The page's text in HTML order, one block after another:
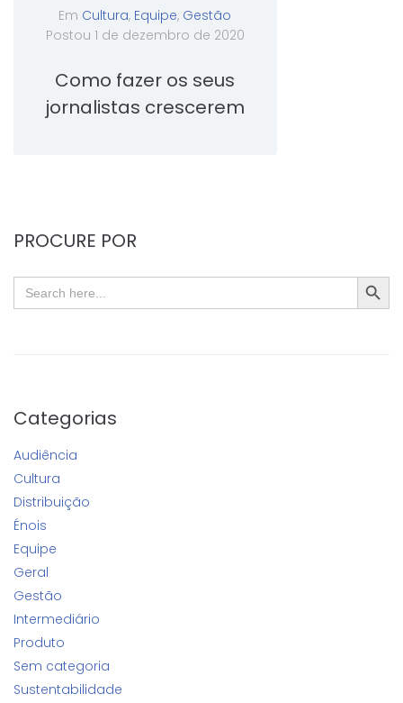
Em Cultura, Equipe, Gestão
Postou 1 de dezembro de 2020
Como fazer os seus
jornalistas crescerem
PROCURE POR
Search
for:
Categorias
Audiência
Cultura
Distribuição
Énois
Equipe
Geral
Gestão
Intermediário
Produto
Sem categoria
Sustentabilidade